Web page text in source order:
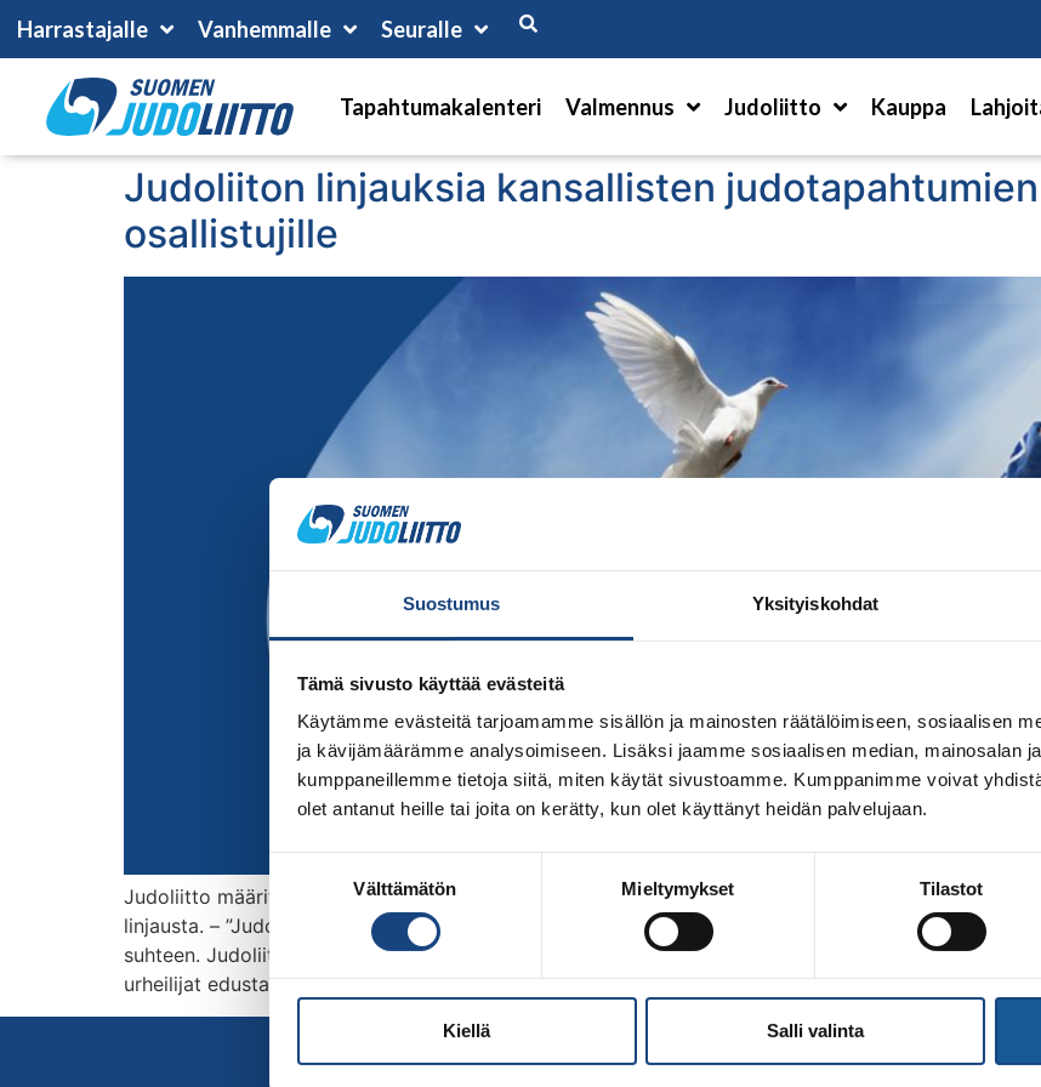
Suostumus Yksityiskohdat
Tämä sivusto käyttää evästeitä
Käytämme evästeitä tarjoamamme sisällön ja mainosten räätälöimiseen, sosiaalisen
ja kävijämäärämme analysoimiseen. Lisäksi jaamme sosiaalisen median, mainosalan
kumppaneillemme tietoja siitä, miten käytät sivustoamme. Kumppanimme voivat
olet antanut heille tai joita on kerätty, kun olet käyttänyt heidän palvelujaan.
valinta
Välttämätön Mieltymykset Tilastot
Kiellä Salli valinta
Harrastajalle Vanhemmalle Seuralle
Tapahtumakalenteri Valmennus Judoliitto Kauppa
Judoliiton linjauksia kansallisten
osallistujille
Judoliitto määrittelee Ukrainan sotatilanteesta johtuen kotimaisiin tapahtumiin liittyvät
linjausta. – ”Judokisojen järjestäjiltä on tullut kyselyjä, kuinka kotimaisissa kisoissa toimitaan
suhteen. Judoliitto noudattaa Olympiakomitean linjausta, jossa todetaan, että kansallisessa
urheilijat edustavat itseään tai seuraansa, eivätkä maataan. Näin ollen ketään ei voi sulkea […]